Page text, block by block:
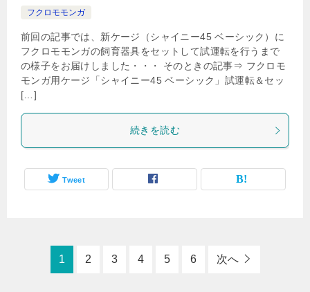
フクロモモンガ
前回の記事では、新ケージ（シャイニー45 ベーシック）に
フクロモモンガの飼育器具をセットして試運転を行うまで
の様子をお届けしました・・・ そのときの記事⇒ フクロモ
モンガ用ケージ「シャイニー45 ベーシック」試運転＆セッ
[…]
続きを読む
Tweet
1 2 3 4 5 6 次へ